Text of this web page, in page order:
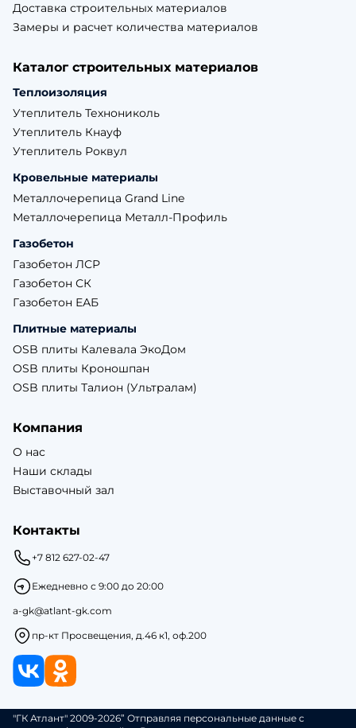
Доставка строительных материалов
Замеры и расчет количества материалов
Каталог строительных материалов
Теплоизоляция
Утеплитель Технониколь
Утеплитель Кнауф
Утеплитель Роквул
Кровельные материалы
Металлочерепица Grand Line
Металлочерепица Металл-Профиль
Газобетон
Газобетон ЛСР
Газобетон СК
Газобетон ЕАБ
Плитные материалы
OSB плиты Калевала ЭкоДом
OSB плиты Кроношпан
OSB плиты Талион (Ультралам)
Компания
О нас
Наши склады
Выставочный зал
Контакты
+7 812 627-02-47
Ежедневно с 9:00 до 20:00
a-gk@atlant-gk.com
пр-кт Просвещения, д.46 к1, оф.200
"ГК Атлант" 2009-2026” Отправляя персональные данные с